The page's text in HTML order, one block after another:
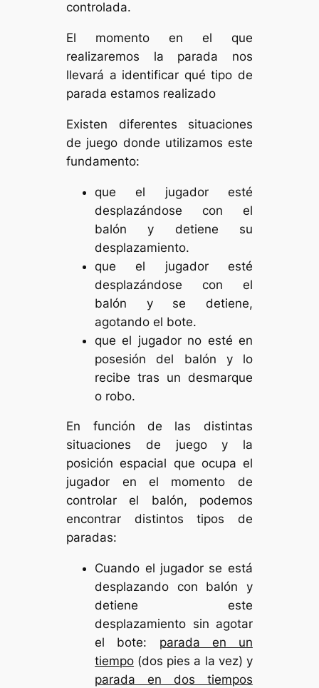
controlada.
El momento en el que
realizaremos la parada nos
llevará a identificar qué tipo de
parada estamos realizado
Existen diferentes situaciones
de juego donde utilizamos este
fundamento:
que el jugador esté
desplazándose con el
balón y detiene su
desplazamiento.
que el jugador esté
desplazándose con el
balón y se detiene,
agotando el bote.
que el jugador no esté en
posesión del balón y lo
recibe tras un desmarque
o robo.
En función de las distintas
situaciones de juego y la
posición espacial que ocupa el
jugador en el momento de
controlar el balón, podemos
encontrar distintos tipos de
paradas:
Cuando el jugador se está
desplazando con balón y
detiene este
desplazamiento sin agotar
el bote: parada en un
tiempo (dos pies a la vez) y
parada en dos tiempos